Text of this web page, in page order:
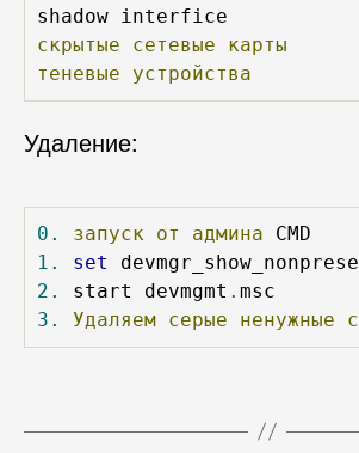
скрытые
сетевые
карты
теневые
устройства
Удаление:
0. запуск от админа
1.
set
2.
start devmgmt .
3.
Удаляем серые ненужные